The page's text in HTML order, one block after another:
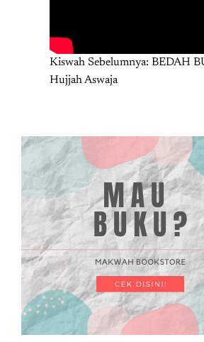
Kiswah Sebelumnya: BEDAH
Hujjah Aswaja